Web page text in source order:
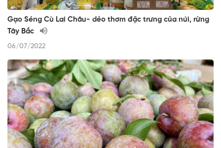
Gạo Séng Cù Lai Châu- dẻo thơm đặc trưng của núi, rừng
Tây Bắc
06/07/2022